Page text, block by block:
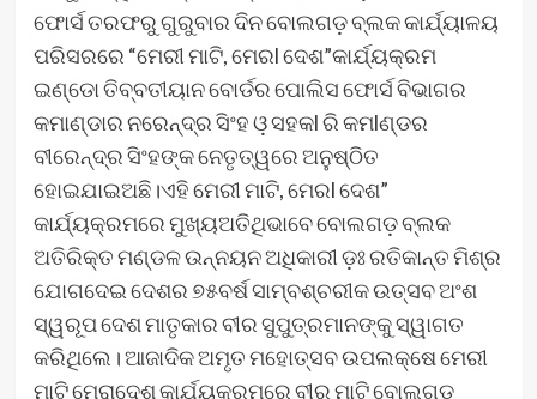
ଫୋର୍ସ ତରଫରୁ ଗୁରୁବାର ଦିନ ବୋଲଗଡ଼ ବ୍ଲକ କାର୍ଯ୍ୟାଳୟ
ପରିସରରେ “ମେରୀ ମାଟି, ମେରl ଦେଶ”କାର୍ଯ୍ୟକ୍ରମ
ଇଣ୍ଡୋ ତିବ୍ବତୀୟାନ ବୋର୍ଡର ପୋଲିସ ଫୋର୍ସ ବିଭାଗର
କମାଣ୍ଡାର ନରେନ୍ଦ୍ର ସିଂହ ଓ଼ ସହକl ରି କମlଣ୍ଡର
ବୀରେନ୍ଦ୍ର ସିଂହଙ୍କ ନେତୃତ୍ୱରେ ଅନୁଷ୍ଠିତ
ହୋଇଯାଇଅଛି।ଏହି ମେରୀ ମାଟି, ମେରl ଦେଶ”
କାର୍ଯ୍ୟକ୍ରମରେ ମୁଖ୍ୟଅତିଥିଭାବେ ବୋଲଗଡ଼ ବ୍ଲକ
ଅତିରିକ୍ତ ମଣ୍ଡଳ ଉନ୍ନୟନ ଅଧିକାରୀ ଡ଼ଃ ରତିକାନ୍ତ ମିଶ୍ର
ଯୋଗଦେଇ ଦେଶର ୭୫ବର୍ଷ ସାମ୍ବଶ୍ଚରୀକ ଉତ୍ସବ ଅଂଶ
ସ୍ୱରୂପ ଦେଶ ମାତୃକାର ବୀର ସୁପୁତ୍ରମାନଙ୍କୁ ସ୍ୱାଗତ
କରିଥିଲେ। ଆଜାଦିକ ଅମୃତ ମହୋତ୍ସବ ଉପଲକ୍ଷେ ମେରୀ
ମାଟି ମେରାଦେଶ କାର୍ଯ୍ୟକ୍ରମରେ ବୀର ମାଟି ବୋଲଗଡ଼